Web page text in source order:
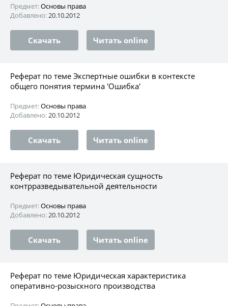
Предмет:Основы права
Добавлено:20.10.2012
Скачать Читать online
Реферат по теме Экспертные ошибки в контексте
общего понятия термина 'Ошибка'
Предмет:Основы права
Добавлено:20.10.2012
Скачать Читать online
Реферат по теме Юридическая сущность
контрразведывательной деятельности
Предмет:Основы права
Добавлено:20.10.2012
Скачать Читать online
Реферат по теме Юридическая характеристика
оперативно-розыскного производства